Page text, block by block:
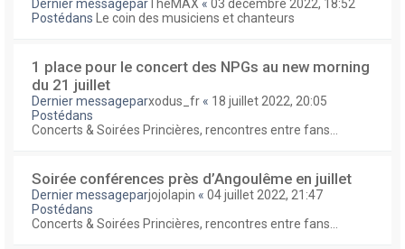
Dernier messageparTheMAX « 03 décembre 2022, 18:52
Postédans
Le coin des musiciens et chanteurs
1 place pour le concert des NPGs au new morning
du 21 juillet
Dernier messageparxodus_fr « 18 juillet 2022, 20:05
Postédans
Concerts & Soirées Princières, rencontres entre fans...
Soirée conférences près d’Angoulême en juillet
Dernier messageparjojolapin « 04 juillet 2022, 21:47
Postédans
Concerts & Soirées Princières, rencontres entre fans...